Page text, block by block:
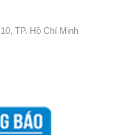
TP. Hồ Chí Minh